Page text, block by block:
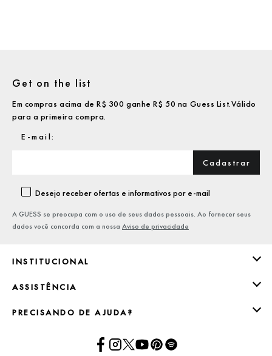
INSTITUCIONAL
ASSISTÊNCIA
PRECISANDO DE AJUDA?
Get on the list
Em compras acima de R$ 300 ganhe R$ 50 na Guess List.Válido
para a primeira compra.
Cadastrar
Desejo receber ofertas e informativos por e-mail
A GUESS se preocupa com o uso de seus dados pessoais. Ao fornecer seus
dados você concorda com a nossa Aviso de privacidade